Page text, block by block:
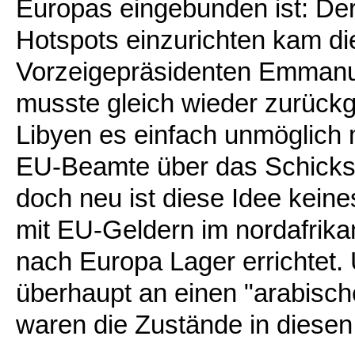
Europas eingebunden ist:
Hotspots einzurichten kam
Vorzeigepräsidenten
musste gleich wieder
Libyen es einfach
EU-Beamte über das
doch neu ist diese Idee
mit EU-Geldern im
nach Europa Lager
überhaupt an einen
waren die Zustände in